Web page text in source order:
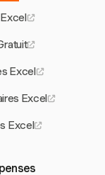
Excel
Excel
Excel